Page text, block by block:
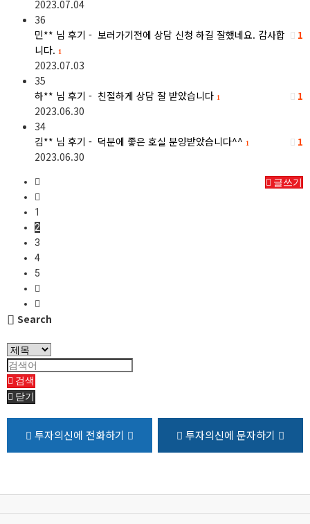
2023.07.04
36
1
민** 님 후기 - 보러가기전에 상담 신청 하길 잘했네요. 감사합
니다. 1
2023.07.03
35
1
하** 님 후기 - 친절하게 상담 잘 받았습니다 1
2023.06.30
34
1
김** 님 후기 - 덕분에 좋은 호실 분양받았습니다^^ 1
2023.06.30
글쓰기
1
2
3
4
5
Search
검색
닫기
투자의신에 전화하기 투자의신에 문자하기